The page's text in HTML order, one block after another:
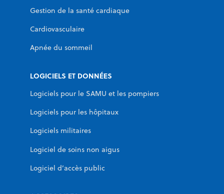
Gestion de la santé cardiaque
Cardiovasculaire
Apnée du sommeil
LOGICIELS ET DONNÉES
Logiciels pour le SAMU et les pompiers
Logiciels pour les hôpitaux
Logiciels militaires
Logiciel de soins non aigus
Logiciel d’accès public